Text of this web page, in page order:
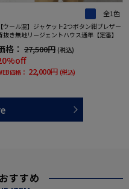
全1色
【ウール混】ジャケット2つボタン紺ブレザー
抜き無地リージェントハウス通年【定番】
格： 27,500円 (税込)
価格： 22,000円 (税込)
すすめ